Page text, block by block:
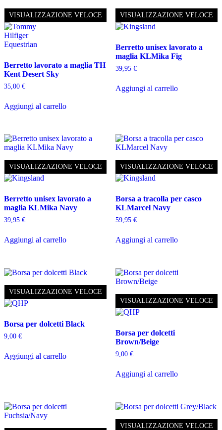
VISUALIZZAZIONE VELOCE
Berretto lavorato a maglia TH
Kent Desert Sky
35,00 €
Aggiungi al carrello
VISUALIZZAZIONE VELOCE
Berretto unisex lavorato a
maglia KLMika Fig
39,95 €
Aggiungi al carrello
VISUALIZZAZIONE VELOCE
Berretto unisex lavorato a
maglia KLMika Navy
39,95 €
Aggiungi al carrello
VISUALIZZAZIONE VELOCE
Borsa a tracolla per casco
KLMarcel Navy
59,95 €
Aggiungi al carrello
VISUALIZZAZIONE VELOCE
Borsa per dolcetti Black
9,00 €
Aggiungi al carrello
VISUALIZZAZIONE VELOCE
Borsa per dolcetti
Brown/Beige
9,00 €
Aggiungi al carrello
VISUALIZZAZIONE VELOCE